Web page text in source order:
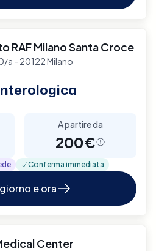
RAF Milano Santa Croce
a - 20122 Milano
A partire da
200€
Conferma immediata
e ora
Center